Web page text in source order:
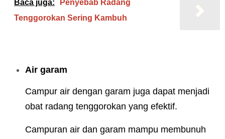
Baca juga:
Penyebab Radang
Tenggorokan Sering Kambuh
Air garam
Campur air dengan garam juga dapat menjadi
obat radang tenggorokan yang efektif.
Campuran air dan garam mampu membunuh